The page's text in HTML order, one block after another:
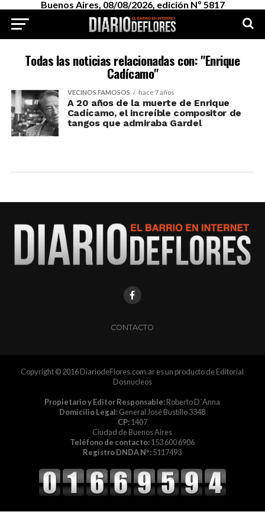
Buenos Aires, 08/08/2026, edición Nº 5817
Todas las noticias relacionadas con: "Enrique
Cadícamo"
VECINOS FAMOSOS hace 7 años
A 20 años de la muerte de Enrique
Cadícamo, el increíble compositor de
tangos que admiraba Gardel
CONTACTO
Copyright © 2016 DiariodeFlores.com.ar es un producto de Editorial
Dosnucleos
Propietario y Editor Responsable:Roberto D´Anna
Domicilio Legal:General José Bustillo 3348
CP:1407
Ciudad de Buenos Aires
Teléfono de contacto:153 600 6906
Registro DNDA Nº:5117493